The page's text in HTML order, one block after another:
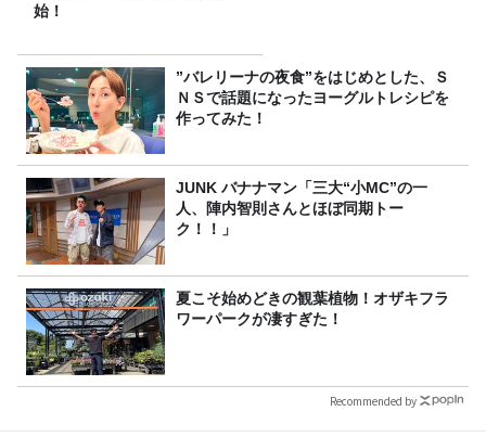
始！
”バレリーナの夜食”をはじめとした、Ｓ
ＮＳで話題になったヨーグルトレシピを
作ってみた！
JUNK バナナマン「三大“小MC”の一
人、陣内智則さんとほぼ同期トー
ク！！」
夏こそ始めどきの観葉植物！オザキフラ
ワーパークが凄すぎた！
Recommended by